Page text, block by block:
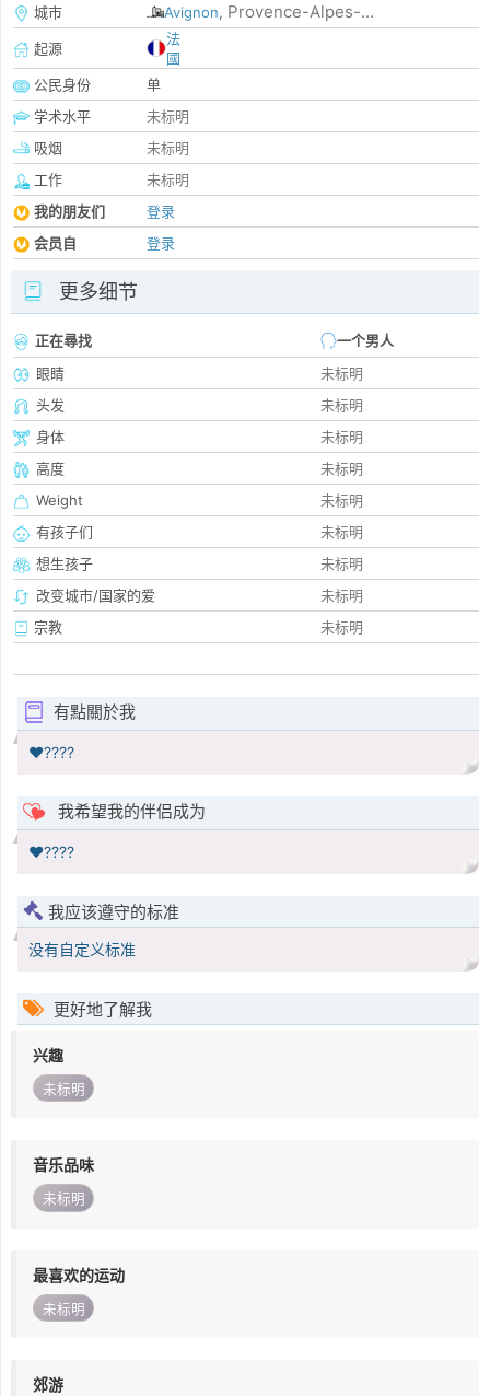
城市
Avignon, Provence-Alpes-...
起源
法
國
公民身份
单
学术水平
未标明
吸烟
未标明
工作
未标明
我的朋友们
登录
会员自
登录
更多细节
正在尋找
一个男人
眼睛
未标明
头发
未标明
身体
未标明
高度
未标明
Weight
未标明
有孩子们
未标明
想生孩子
未标明
改变城市/国家的爱
未标明
宗教
未标明
有點關於我
❤️????
我希望我的伴侣成为
❤️????
我应该遵守的标准
没有自定义标准
更好地了解我
兴趣
未标明
音乐品味
未标明
最喜欢的运动
未标明
郊游